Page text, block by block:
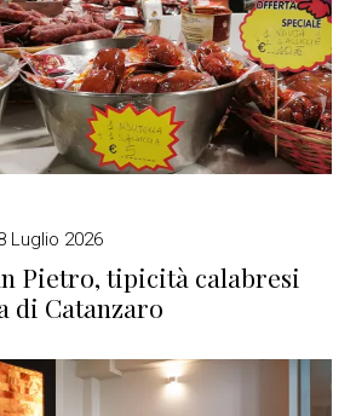
Luglio 2026
Pietro, tipicità calabresi
di Catanzaro